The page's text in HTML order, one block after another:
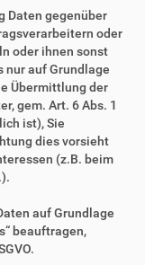
Daten gegenüber
oder
oder ihnen sonst
nur auf Grundlage
Übermittlung der
gem. Art. 6 Abs. 1
ist), Sie
dies vorsieht
(z.B. beim
auf Grundlage
beauftragen,